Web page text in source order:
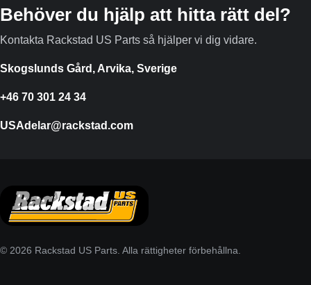
Behöver du hjälp att hitta rätt del?
Kontakta Rackstad US Parts så hjälper vi dig vidare.
Skogslunds Gård, Arvika, Sverige
+46 70 301 24 34
USAdelar@rackstad.com
© 2026 Rackstad US Parts. Alla rättigheter förbehållna.